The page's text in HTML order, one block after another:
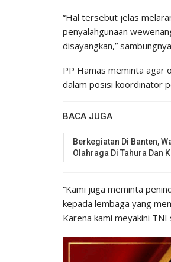
“Hal tersebut jelas
penyalahgunaan
disayangkan,”
PP Hamas meminta agar
dalam posisi koordinator
BACA JUGA
Berkegiatan Di Banten,
Olahraga Di Tahura Dan
“Kami juga meminta
kepada lembaga yang
Karena kami meyakini